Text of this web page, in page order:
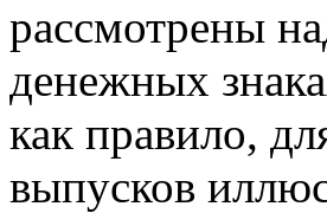
рассмотрены
денежных
как правило,
выпусков